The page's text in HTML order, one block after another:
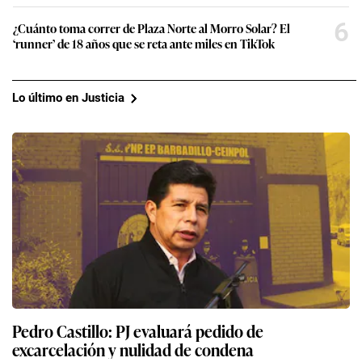
¿Cuánto toma correr de Plaza Norte al Morro Solar? El
‘runner’ de 18 años que se reta ante miles en TikTok
6
Lo último en Justicia
Pedro Castillo: PJ evaluará pedido de
excarcelación y nulidad de condena